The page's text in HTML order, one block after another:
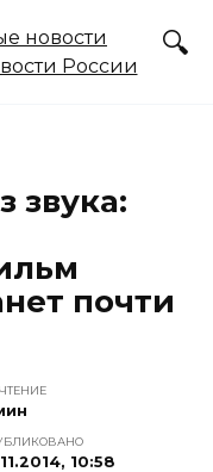
звука:
почти
10:58